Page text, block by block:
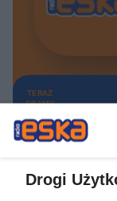
TERAZ
GRAMY
Drogi